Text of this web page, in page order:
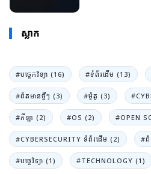
ស្លាក
#បច្ចេកវិទ្យា (16) #ទំព័រដេីម (13)
#ព័តមានថ្មីៗ (3) #ម៉ូតូ (3)
#កីឡា (2) #OS (2) #OPEN
#CYBERSECURITY ទំព័រដើម (2) #ព័
#បច្ចេវិទ្យា (1) #TECHNOLOGY (1)